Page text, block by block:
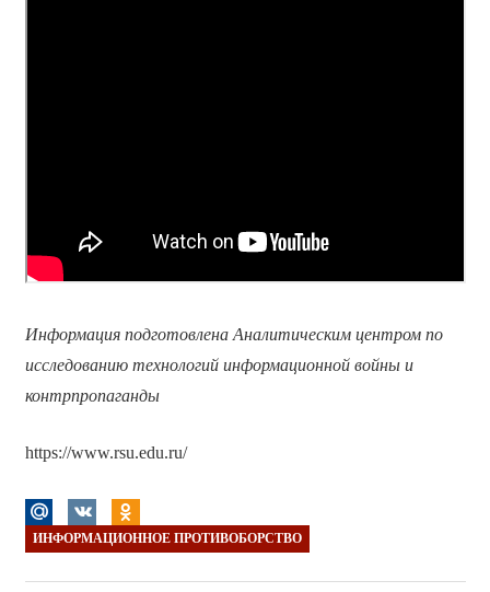
Информация подготовлена Аналитическим центром по
исследованию технологий информационной войны и
контрпропаганды
https://www.rsu.edu.ru/
ИНФОРМАЦИОННОЕ ПРОТИВОБОРСТВО